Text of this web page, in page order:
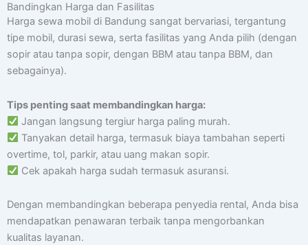
Bandingkan Harga dan Fasilitas
Harga sewa mobil di Bandung sangat bervariasi, tergantung
tipe mobil, durasi sewa, serta fasilitas yang Anda pilih (dengan
sopir atau tanpa sopir, dengan BBM atau tanpa BBM, dan
sebagainya).
Tips penting saat membandingkan harga:
Jangan langsung tergiur harga paling murah.
Tanyakan detail harga, termasuk biaya tambahan seperti
overtime, tol, parkir, atau uang makan sopir.
Cek apakah harga sudah termasuk asuransi.
Dengan membandingkan beberapa penyedia rental, Anda bisa
mendapatkan penawaran terbaik tanpa mengorbankan
kualitas layanan.